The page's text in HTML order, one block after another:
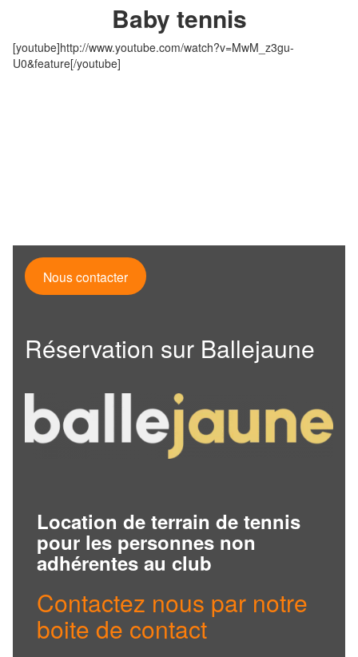
Baby tennis
[youtube]http://www.youtube.com/watch?v=MwM_z3gu-
U0&feature[/youtube]
Nous contacter
Réservation sur Ballejaune
Location de terrain de tennis
pour les personnes non
adhérentes au club
Contactez nous par notre
boite de contact